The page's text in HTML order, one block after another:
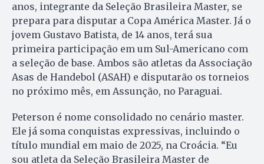
anos, integrante da Seleção Brasileira Master, se
prepara para disputar a Copa América Master. Já o
jovem Gustavo Batista, de 14 anos, terá sua
primeira participação em um Sul-Americano com
a seleção de base. Ambos são atletas da Associação
Asas de Handebol (ASAH) e disputarão os torneios
no próximo mês, em Assunção, no Paraguai.
Peterson é nome consolidado no cenário master.
Ele já soma conquistas expressivas, incluindo o
título mundial em maio de 2025, na Croácia. “Eu
sou atleta da Seleção Brasileira Master de